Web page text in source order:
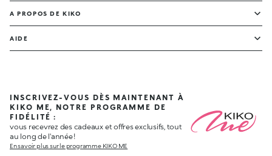
A PROPOS DE KIKO
AIDE
INSCRIVEZ-VOUS DÈS MAINTENANT À
KIKO ME, NOTRE PROGRAMME DE
FIDÉLITÉ :
vous recevrez des cadeaux et offres exclusifs, tout
au long de l'année !
En savoir plus sur le programme KIKO ME